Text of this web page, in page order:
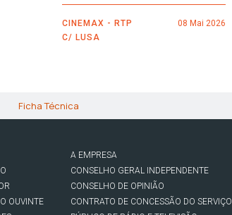
CINEMAX - RTP
C/ LUSA
08 Mai 2026
Ficha Técnica
OUVINTE
A EMPRESA
CONSELHO GERAL INDEPENDENTE
CONSELHO DE OPINIÃO
CONTRATO DE CONCESSÃO DO SERVIÇO